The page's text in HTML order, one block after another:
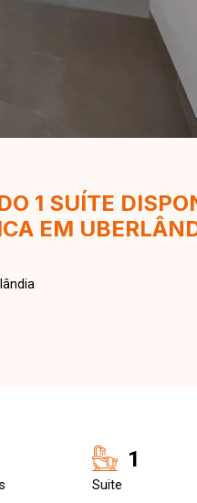
1 SUÍTE
EM
1
Suite